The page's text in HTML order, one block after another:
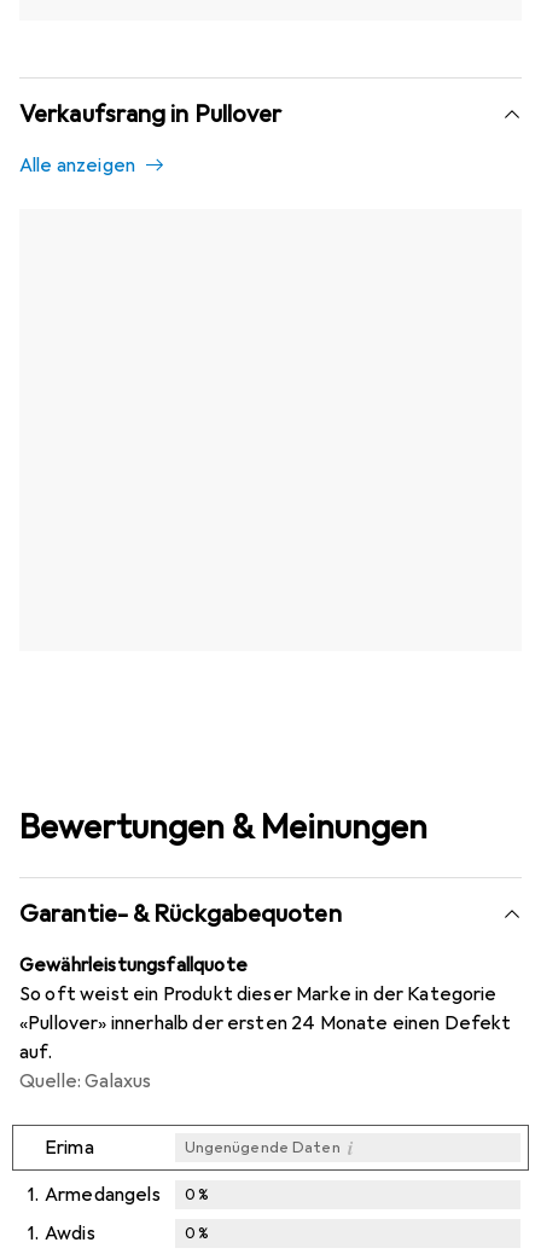
Verkaufsrang in Pullover
Alle anzeigen
Bewertungen & Meinungen
Garantie- & Rückgabequoten
Gewährleistungsfallquote
So oft weist ein Produkt dieser Marke in der Kategorie
«Pullover» innerhalb der ersten 24 Monate einen Defekt
auf.
Quelle: Galaxus
Erima Ungenügende Daten i
1. Armedangels 0%
1. Awdis 0%